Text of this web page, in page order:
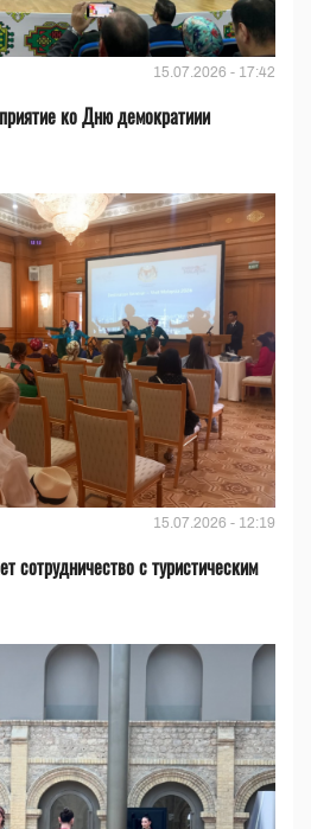
15.07.2026 - 17:42
ко Дню демократиии
15.07.2026 - 12:19
сотрудничество с туристическим